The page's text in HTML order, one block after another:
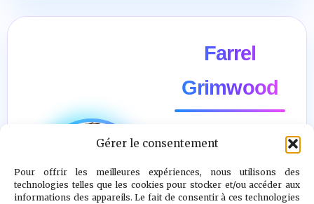
Gérer le consentement
Pour offrir les meilleures expériences, nous utilisons des
technologies telles que les cookies pour stocker et/ou accéder aux
informations des appareils. Le fait de consentir à ces technologies
Farrel
Grimwood
"Il n’y a pas
d’ennemi. Le
véritable combat